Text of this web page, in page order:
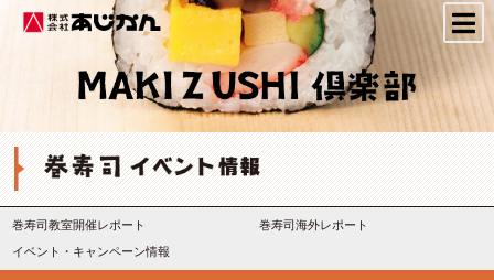
株式会社あじかん
巻寿司教室開催レポート
巻寿司海外レポート
イベント・キャンペーン情報